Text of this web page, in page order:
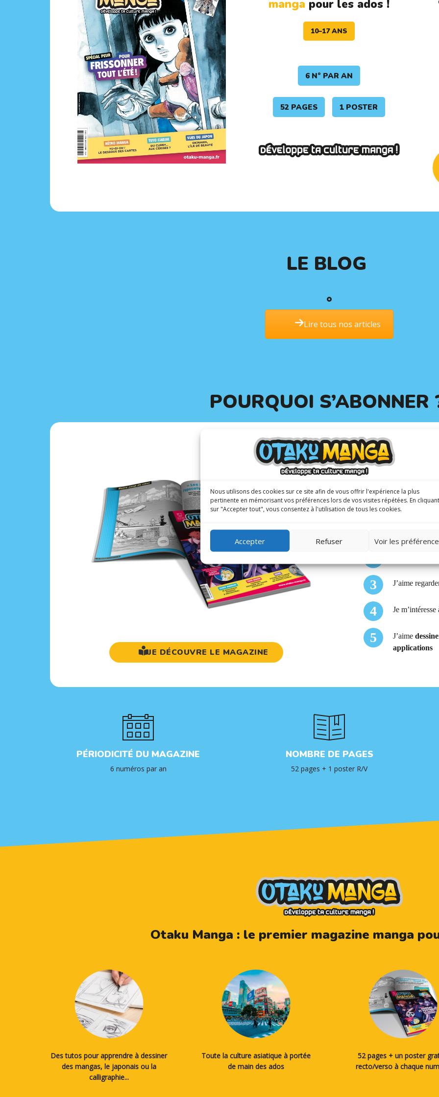
Nous utilisons des cookies sur ce site afin de vous offrir l'expérience la plus
pertinente en mémorisant vos préférences lors de vos visites répétées. En cliquant
sur "Accepter tout", vous consentez à l'utilisation de tous les cookies.
Accepter Refuser Voir les
manga pour les ados !
10–17 ANS
6 N° PAR AN
52 PAGES 1 POSTER
LE BLOG
Lire tous nos articles
POURQUOI S’ABONNER
JE DÉCOUVRE LE MAGAZINE
5
J’aime
Je
J’aime
applications
PÉRIODICITÉ DU MAGAZINE
6 numéros par an
NOMBRE DE PAGES
52 pages + 1 poster R/V
Otaku Manga : le premier magazine manga
Des tutos pour apprendre à dessiner
des mangas, le japonais ou la
calligraphie...
Toute la culture asiatique à portée
de main des ados
52 pages + un poster
recto/verso à chaque